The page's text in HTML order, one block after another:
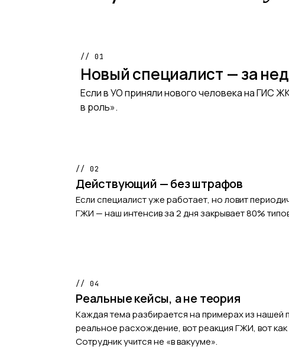
// 01
Новый специалист — за
Если в УО приняли нового человека на ГИС
в роль».
// 02
Действующий — без штрафов
Если специалист уже работает, но ловит
ГЖИ — наш интенсив за 2 дня закрывает 80%
// 04
Реальные кейсы, а не теория
Каждая тема разбирается на примерах из нашей
реальное расхождение, вот реакция ГЖИ, вот как
Сотрудник учится не «в вакууме».